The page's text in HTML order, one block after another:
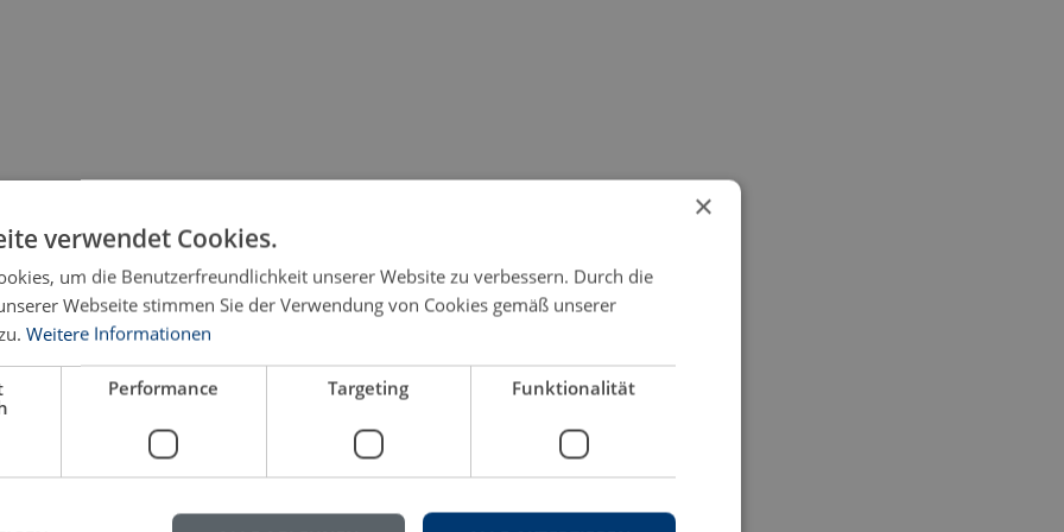
×
verwendet Cookies.
um die Benutzerfreundlichkeit unserer Website zu verbessern. Durch die
Webseite stimmen Sie der Verwendung von Cookies gemäß unserer
Weitere Informationen
Performance Targeting Funktionalität